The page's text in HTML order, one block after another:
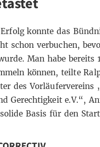
konnte das
schon verbuchen,
Man habe bereits
können, teilte
des Vorläufervereins
Gerechtigkeit e.V.“,
Basis für den